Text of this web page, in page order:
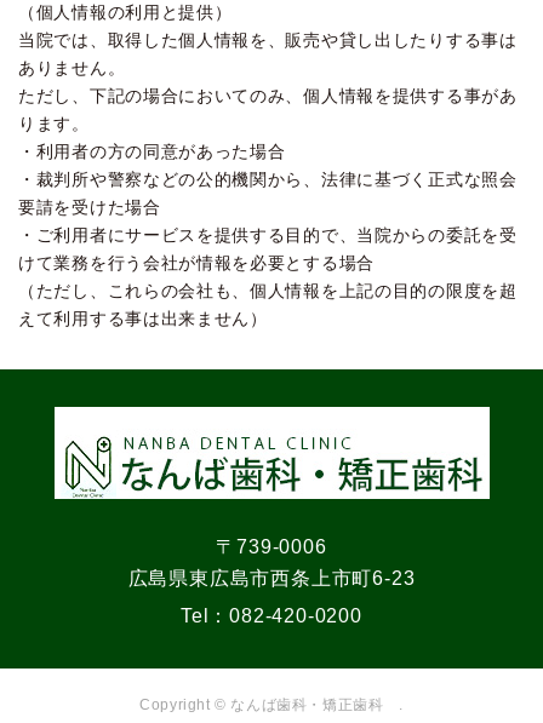
（個人情報の利用と提供）
当院では、取得した個人情報を、販売や貸し出したりする事は
ありません。
ただし、下記の場合においてのみ、個人情報を提供する事があ
ります。
・利用者の方の同意があった場合
・裁判所や警察などの公的機関から、法律に基づく正式な照会
要請を受けた場合
・ご利用者にサービスを提供する目的で、当院からの委託を受
けて業務を行う会社が情報を必要とする場合
（ただし、これらの会社も、個人情報を上記の目的の限度を超
えて利用する事は出来ません）
〒739-0006
広島県東広島市西条上市町6-23
Tel：082-420-0200
Copyright © なんば歯科・矯正歯科 .